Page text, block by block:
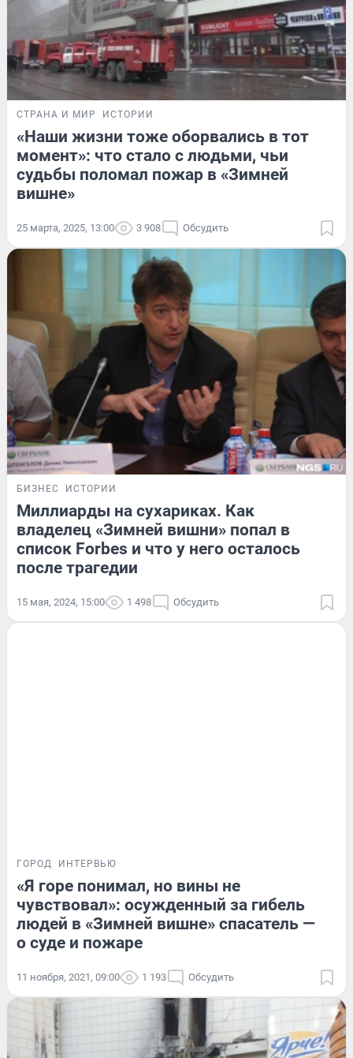
СТРАНА И МИР ИСТОРИИ
«Наши жизни тоже оборвались в тот
момент»: что стало с людьми, чьи
судьбы поломал пожар в «Зимней
вишне»
25 марта, 2025, 13:00 3 908 Обсудить
БИЗНЕС ИСТОРИИ
Миллиарды на сухариках. Как
владелец «Зимней вишни» попал в
список Forbes и что у него осталось
после трагедии
15 мая, 2024, 15:00 1 498 Обсудить
ГОРОД ИНТЕРВЬЮ
«Я горе понимал, но вины не
чувствовал»: осужденный за гибель
людей в «Зимней вишне» спасатель —
о суде и пожаре
11 ноября, 2021, 09:00 1 193 Обсудить